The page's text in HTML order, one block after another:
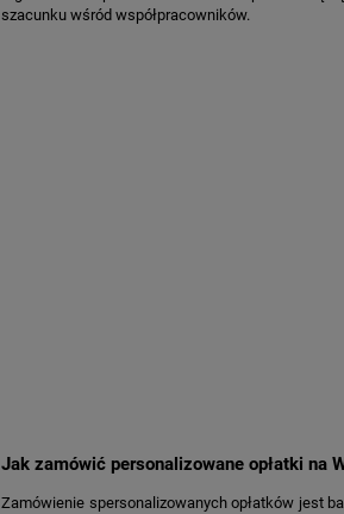
szacunku wśród współpracowników.
Jak zamówić personalizowane opłatki na
Zamówienie spersonalizowanych opłatków jest